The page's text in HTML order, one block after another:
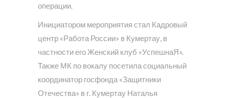
операции.
Инициатором мероприятия стал Кадровый
центр «Работа России» в Кумертау, в
частности его Женский клуб «УспешнаЯ».
Также МК по вокалу посетила социальный
координатор госфонда «Защитники
Отечества» в г. Кумертау Наталья